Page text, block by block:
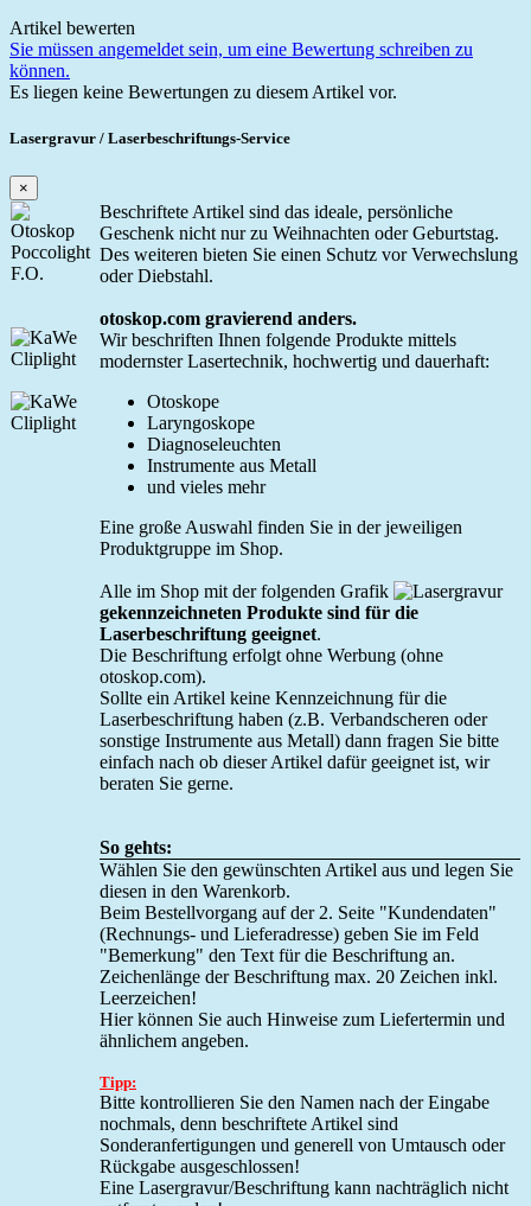
Artikel bewerten
Sie müssen angemeldet sein, um eine Bewertung schreiben zu
können.
Es liegen keine Bewertungen zu diesem Artikel vor.
Lasergravur / Laserbeschriftungs-Service
×
Beschriftete Artikel sind das ideale, persönliche
Geschenk nicht nur zu Weihnachten oder Geburtstag.
Des weiteren bieten Sie einen Schutz vor Verwechslung
oder Diebstahl.
otoskop.com gravierend anders.
Wir beschriften Ihnen folgende Produkte mittels
modernster Lasertechnik, hochwertig und dauerhaft:
Otoskope
Laryngoskope
Diagnoseleuchten
Instrumente aus Metall
und vieles mehr
Eine große Auswahl finden Sie in der jeweiligen
Produktgruppe im Shop.
Alle im Shop mit der folgenden Grafik
gekennzeichneten Produkte sind für die
Laserbeschriftung geeignet.
Die Beschriftung erfolgt ohne Werbung (ohne
otoskop.com).
Sollte ein Artikel keine Kennzeichnung für die
Laserbeschriftung haben (z.B. Verbandscheren oder
sonstige Instrumente aus Metall) dann fragen Sie bitte
einfach nach ob dieser Artikel dafür geeignet ist, wir
beraten Sie gerne.
So gehts:
Wählen Sie den gewünschten Artikel aus und legen Sie
diesen in den Warenkorb.
Beim Bestellvorgang auf der 2. Seite "Kundendaten"
(Rechnungs- und Lieferadresse) geben Sie im Feld
"Bemerkung" den Text für die Beschriftung an.
Zeichenlänge der Beschriftung max. 20 Zeichen inkl.
Leerzeichen!
Hier können Sie auch Hinweise zum Liefertermin und
ähnlichem angeben.
Tipp:
Bitte kontrollieren Sie den Namen nach der Eingabe
nochmals, denn beschriftete Artikel sind
Sonderanfertigungen und generell von Umtausch oder
Rückgabe ausgeschlossen!
Eine Lasergravur/Beschriftung kann nachträglich nicht